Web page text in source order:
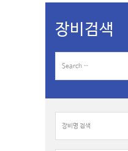
장비검색
a
명